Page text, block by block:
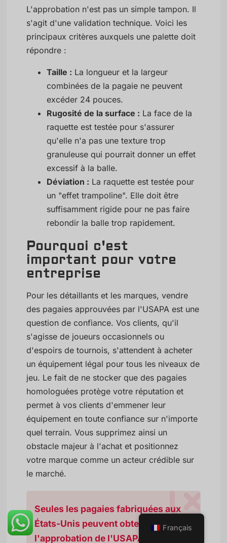
L'approbation n'est pas un simple tampon. Il
s'agit d'une validation technique. Voici les
principaux critères auxquels une palette doit
répondre :
Taille : La longueur et la largeur
combinées de la pagaie ne peuvent
excéder 24 pouces.
Rugosité de la surface : La face de la
raquette est testée pour s'assurer
qu'elle n'a pas une texture trop
granuleuse qui pourrait donner un effet
excessif à la balle.
Déviation : La raquette est testée pour
un "effet trampoline". Elle doit être
suffisamment rigide pour ne pas faire
rebondir la balle trop rapidement.
Pourquoi c'est
important pour votre
entreprise
Pour les détaillants et les marques, vendre
des pagaies approuvées par l'USAPA est une
question de confiance. Vos clients, qu'il
s'agisse de joueurs occasionnels ou
d'espoirs de tournois, s'attendent à acheter
un équipement légal pour tous les niveaux de
jeu. Le fait de ne stocker que des pagaies
homologuées protège votre réputation et
permet à vos clients d'emmener leur
équipement en toute confiance sur n'importe
quel terrain. Vous supprimez ainsi un
obstacle majeur à l'achat et positionnez
votre marque comme un acteur crédible sur
le marché.
Seules les pagaies fabriquées aux
États-Unis peuvent obtenir
l'approbation de l'USAPA.
Français